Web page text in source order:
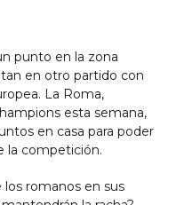
punto en la zona
en otro partido con
La Roma,
esta semana,
en casa para poder
la competición.
romanos en sus